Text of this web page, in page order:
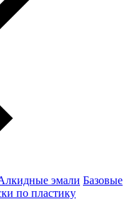
эмали Базовые
по пластику